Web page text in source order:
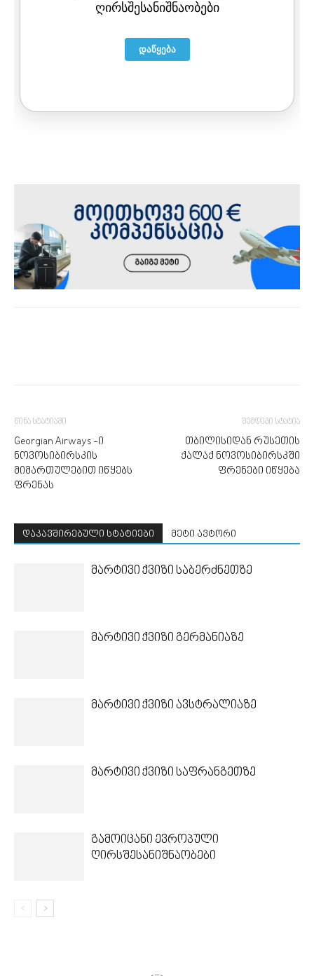
წინა სტატიაში
Georgian Airways -ი
ნოვოსიბირსკის
მიმართულებით იწყებს
ფრენას
შემდეგი სტატია
თბილისიდან რუსეთის
ქალაქ ნოვოსიბირსკში
ფრენები იწყება
დაკავშირებული სტატიები მეტი ავტორი
მარტივი ქვიზი საბერძნეთზე
მარტივი ქვიზი გერმანიაზე
მარტივი ქვიზი ავსტრალიაზე
მარტივი ქვიზი საფრანგეთზე
გამოიცანი ევროპული
ღირსშესანიშნაობები